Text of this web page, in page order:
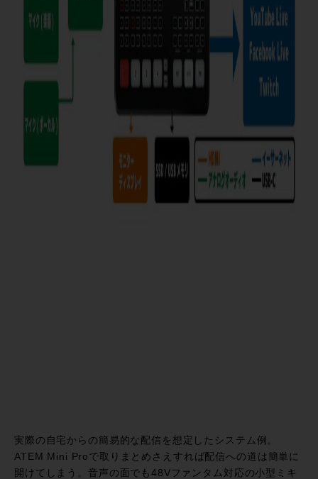
実際の自宅からの簡易的な配信を想定したシステム例。
ATEM Mini Proで取りまとめさえすれば配信への道は簡単に
開けてしまう。音声の面でも48Vファンタム対応の小型ミキ